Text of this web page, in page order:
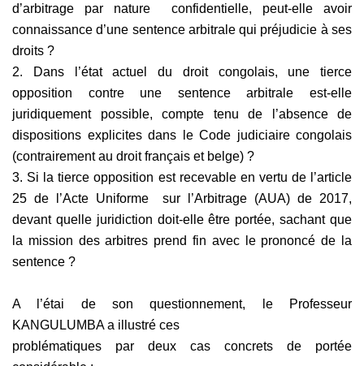
d’arbitrage par nature confidentielle, peut-elle avoir
connaissance d’une sentence arbitrale qui préjudicie à ses
droits ?
2. Dans l’état actuel du droit congolais, une tierce
opposition contre une sentence arbitrale est-elle
juridiquement possible, compte tenu de l’absence de
dispositions explicites dans le Code judiciaire congolais
(contrairement au droit français et belge) ?
3. Si la tierce opposition est recevable en vertu de l’article
25 de l’Acte Uniforme sur l’Arbitrage (AUA) de 2017,
devant quelle juridiction doit-elle être portée, sachant que
la mission des arbitres prend fin avec le prononcé de la
sentence ?
A l’étai de son questionnement, le Professeur
KANGULUMBA a illustré ces
problématiques par deux cas concrets de portée